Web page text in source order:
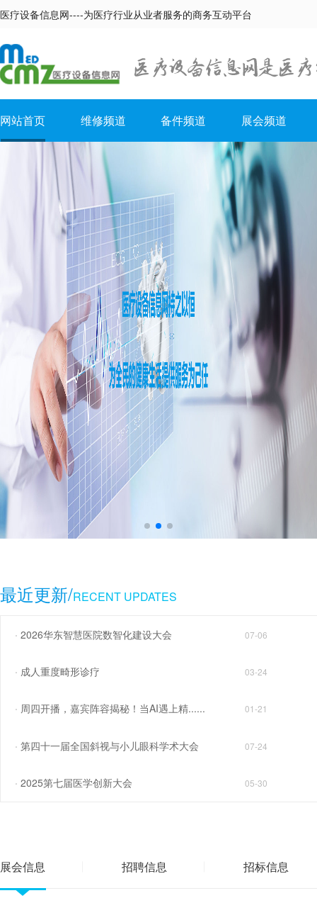
医疗设备信息网----为医疗行业从业者服务的商务互动平台
网站首页 维修频道 备件频道 展会频道
最近更新/RECENT UPDATES
2026华东智慧医院数智化建设大会 07-06
成人重度畸形诊疗 03-24
周四开播，嘉宾阵容揭秘！当AI遇上精...... 01-21
第四十一届全国斜视与小儿眼科学术大会 07-24
2025第七届医学创新大会 05-30
展会信息 招聘信息 招标信息